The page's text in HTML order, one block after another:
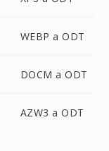
WEBP a ODT
DOCM a ODT
AZW3 a ODT